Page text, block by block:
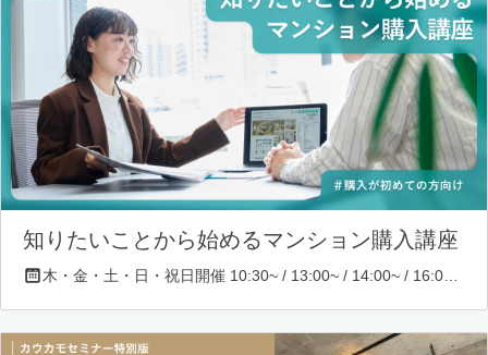
知りたいことから始めるマンション購入講座